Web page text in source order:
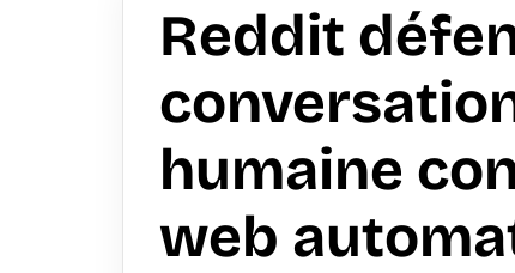
Reddit
humaine
web